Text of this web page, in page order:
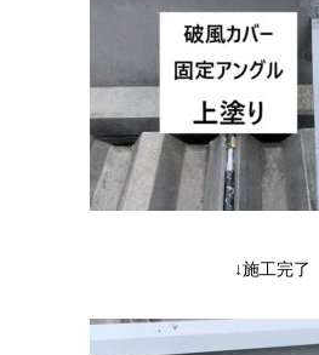
↓施工完了